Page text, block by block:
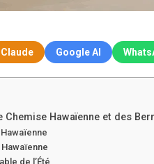
Claude Google AI
Hawaïenne et des
de l’Été